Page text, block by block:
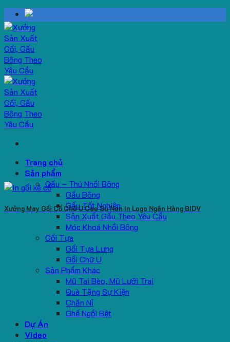
Skip
to
content
Trang chủ
Sản phẩm
Gấu – Thú Nhồi Bông
Gấu Bông
Gấu Tốt Nghiệp
Sản Xuất Gấu Theo Yêu Cầu
Móc Khoá Nhồi Bông
Gối Tựa
Gối Tựa Lưng
Gối Chữ U
Sản Phẩm Khác
Mũ Tai Bèo, Mũ Lưỡi Trai
Quà Tặng Sự Kiện
Chăn Nỉ
Ghế Ngồi Bệt
Dự Án
Video
Xưởng May Gối Cổ Chữ U Cao Su Non In Logo Ngân Hàng BIDV